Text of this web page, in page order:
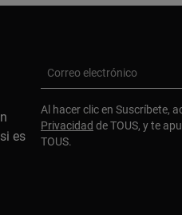
es
Correo electrónico
Al hacer clic en Suscríbete,
Privacidad de TOUS, y te
TOUS.